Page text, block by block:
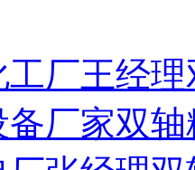
厂王经
备厂家双